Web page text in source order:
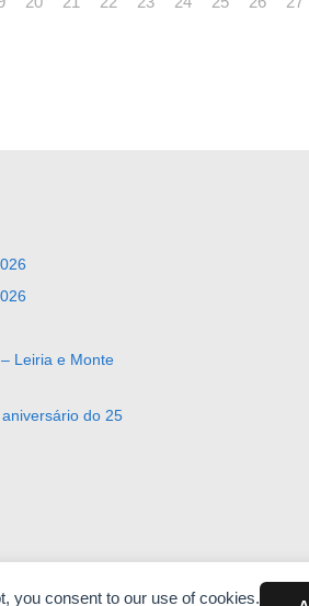
you consent to our use of cookies.
Leiria e Monte
do 25